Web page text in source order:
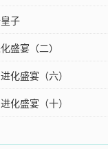
子
盛宴（二）
化盛宴（六）
化盛宴（十）